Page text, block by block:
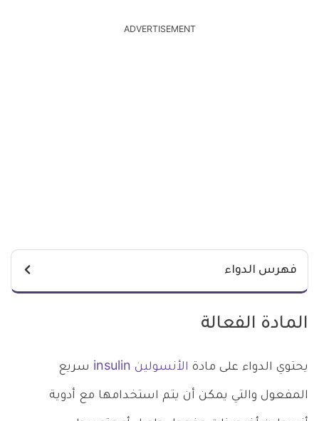
ADVERTISEMENT
فهرس الدواء
المادة الفعالة
يحتوي الدواء على مادة الأنسولين insulin سريع
المفعول والتي يمكن أن يتم استخدامها مع أدوية